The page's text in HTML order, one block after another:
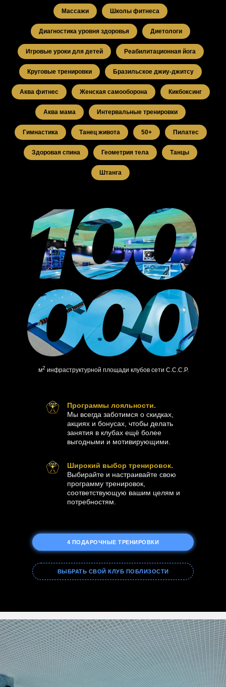
Массажи Школы фитнеса
Диагностика уровня здоровья Диетологи
Игровые уроки для детей Реабилитационная йога
Круговые тренировки Бразильское джиу-джитсу
Аква фитнес Женская самооборона Кикбоксинг
Аква мама Интервальные тренировки
Гимнастика Танец живота 50+ Пилатес
Здоровая спина Геометрия тела Танцы
Штанга
м2 инфраструктурной площади клубов сети С.С.С.Р.
4 ПОДАРОЧНЫЕ ТРЕНИРОВКИ
ВЫБРАТЬ СВОЙ КЛУБ ПОБЛИЗОСТИ
Программы лояльности.
Мы всегда заботимся о скидках,
акциях и бонусах, чтобы делать
занятия в клубах ещё более
выгодными и мотивирующими.
Широкий выбор тренировок.
Выбирайте и настраивайте свою
программу тренировок,
соответствующую вашим целям и
потребностям.